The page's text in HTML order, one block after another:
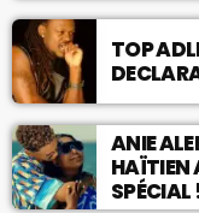
TOP
ANIE
HAÏTIEN
SPÉCIAL